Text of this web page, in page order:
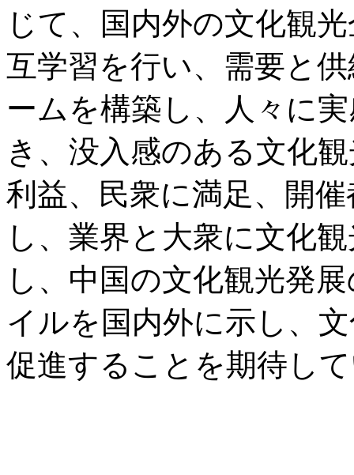
じて、国内外の文化観
互学習を行い、需要と
ームを構築し、人々に
き、没入感のある文化
利益、民衆に満足、開
し、業界と大衆に文化
し、中国の文化観光発
イルを国内外に示し、
促進することを期待し